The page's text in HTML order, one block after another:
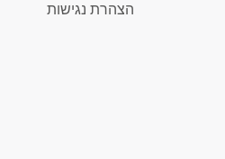
הצהרת נגישות